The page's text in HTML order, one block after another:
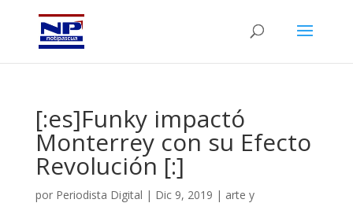
[:es]Funky impactó
Monterrey con su Efecto
Revolución [:]
por Periodista Digital | Dic 9, 2019 | arte y